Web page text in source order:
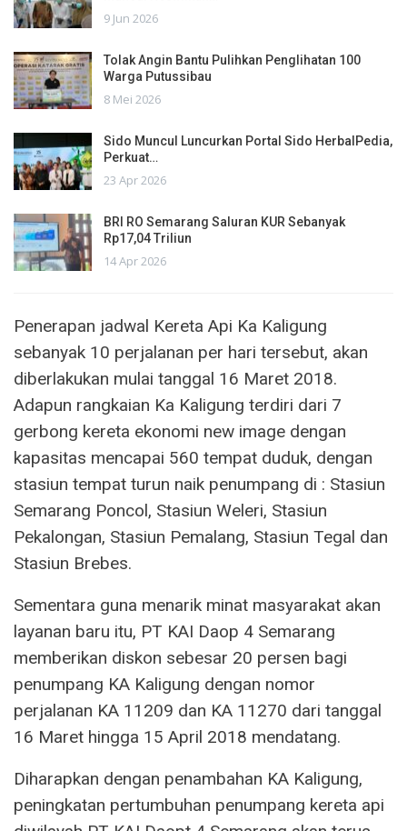
9 Jun 2026
Tolak Angin Bantu Pulihkan Penglihatan 100
Warga Putussibau
8 Mei 2026
Sido Muncul Luncurkan Portal Sido HerbalPedia,
Perkuat…
23 Apr 2026
BRI RO Semarang Saluran KUR Sebanyak
Rp17,04 Triliun
14 Apr 2026
Penerapan jadwal Kereta Api Ka Kaligung
sebanyak 10 perjalanan per hari tersebut, akan
diberlakukan mulai tanggal 16 Maret 2018.
Adapun rangkaian Ka Kaligung terdiri dari 7
gerbong kereta ekonomi new image dengan
kapasitas mencapai 560 tempat duduk, dengan
stasiun tempat turun naik penumpang di : Stasiun
Semarang Poncol, Stasiun Weleri, Stasiun
Pekalongan, Stasiun Pemalang, Stasiun Tegal dan
Stasiun Brebes.
Sementara guna menarik minat masyarakat akan
layanan baru itu, PT KAI Daop 4 Semarang
memberikan diskon sebesar 20 persen bagi
penumpang KA Kaligung dengan nomor
perjalanan KA 11209 dan KA 11270 dari tanggal
16 Maret hingga 15 April 2018 mendatang.
Diharapkan dengan penambahan KA Kaligung,
peningkatan pertumbuhan penumpang kereta api